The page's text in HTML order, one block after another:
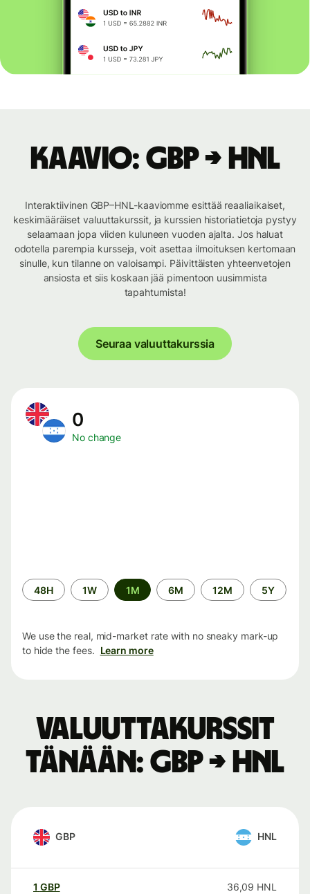
Kaavio: GBP → HNL
Interaktiivinen GBP–HNL-kaaviomme esittää reaaliaikaiset,
keskimääräiset valuuttakurssit, ja kurssien historiatietoja pystyy
selaamaan jopa viiden kuluneen vuoden ajalta. Jos haluat
odotella parempia kursseja, voit asettaa ilmoituksen kertomaan
sinulle, kun tilanne on valoisampi. Päivittäisten yhteenvetojen
ansiosta et siis koskaan jää pimentoon uusimmista
tapahtumista!
Seuraa valuuttakurssia
0
No change
Time
period
48H 1W 1M 6M 12M 5Y
We use the real, mid-market rate with no sneaky mark-up
to hide the fees. Learn more
Valuuttakurssit
tänään: GBP → HNL
GBP HNL
1 GBP 36,09 HNL